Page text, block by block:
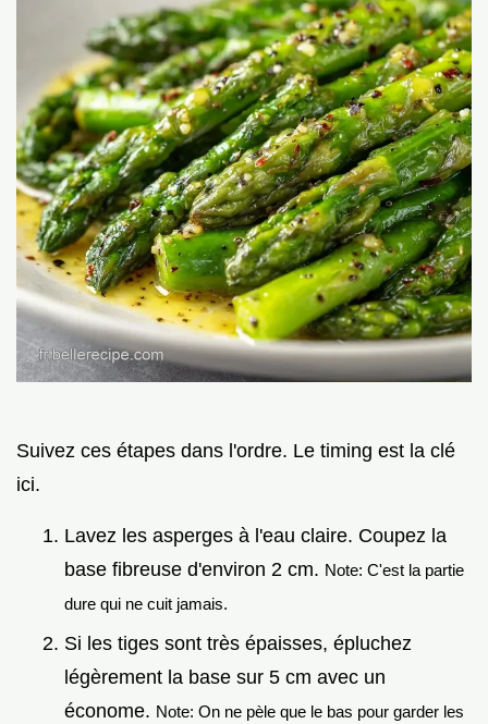
Suivez ces étapes dans l'ordre. Le timing est la clé
ici.
Lavez les asperges à l'eau claire. Coupez la
base fibreuse d'environ 2 cm. Note: C'est la partie
dure qui ne cuit jamais.
Si les tiges sont très épaisses, épluchez
légèrement la base sur 5 cm avec un
économe. Note: On ne pèle que le bas pour garder les